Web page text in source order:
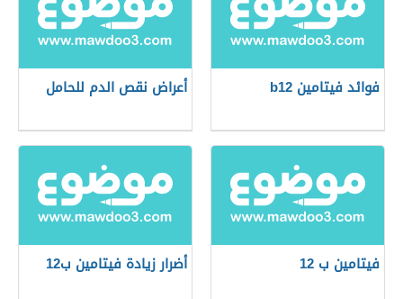
فوائد فيتامين b12 أعراض نقص الدم للحامل
فيتامين ب 12 أضرار زيادة فيتامين ب12